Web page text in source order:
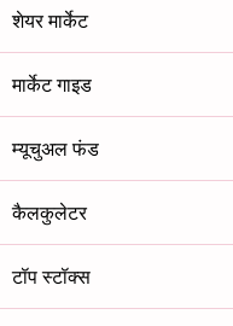
शेयर मार्केट
मार्केट गाइड
म्यूचुअल फंड
कैलकुलेटर
टॉप स्टॉक्स